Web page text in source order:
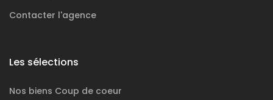
Contacter l'agence
Les sélections
Nos biens Coup de coeur